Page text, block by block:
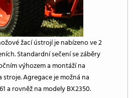
žací ústrojí je nabízeno ve 2
Standardní sečení se záběry
výhozem a montáží na
Agregace je možná na
a rovněž na modely BX2350.